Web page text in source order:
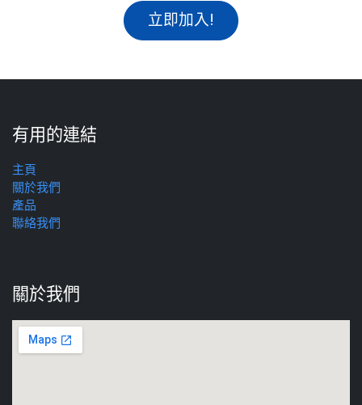
立即加入!
有用的連結
主頁
關於我們
產品
聯絡我們
關於我們